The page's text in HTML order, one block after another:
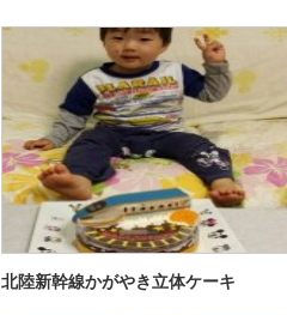
北陸新幹線かがやき立体ケーキ